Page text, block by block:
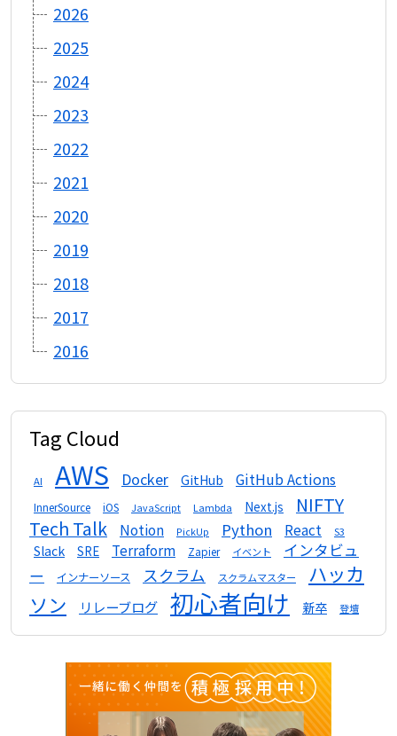
2026
2025
2024
2023
2022
2021
2020
2019
2018
2017
2016
Tag Cloud
AI AWS Docker GitHub GitHub Actions
InnerSource iOS JavaScript Lambda Next.js
NIFTY
Tech Talk
Notion PickUp Python React S3
Slack SRE Terraform Zapier イベント
インタビュ
ー
インナーソース スクラム スクラムマスター
ハッカ
ソン
リレーブログ 初心者向け 新卒 登壇